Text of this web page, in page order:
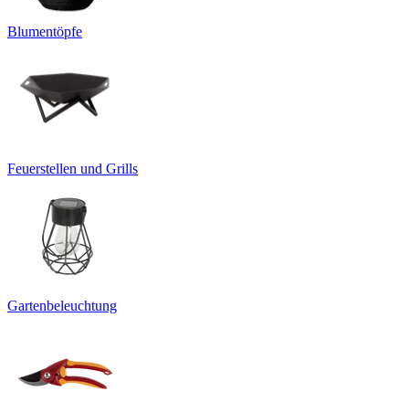
Blumentöpfe
Feuerstellen und Grills
Gartenbeleuchtung